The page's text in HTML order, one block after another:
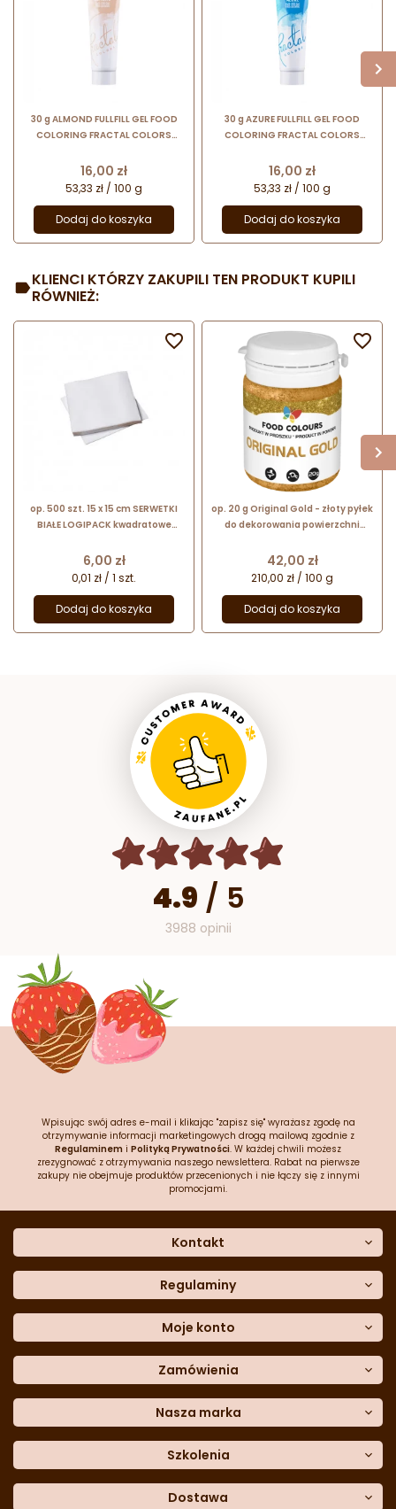
30 g ALMOND FULLFILL GEL FOOD
COLORING FRACTAL COLORS
beżowy
Cena
16,00 zł
53,33 zł / 100 g
Dodaj do koszyka
30 g AZURE FULLFILL GEL FOOD
COLORING FRACTAL COLORS
niebieski
Cena
16,00 zł
53,33 zł / 100 g
Dodaj do koszyka
KLIENCI KTÓRZY ZAKUPILI TEN PRODUKT KUPILI
RÓWNIEŻ:
op. 500 szt. 15 x 15 cm SERWETKI
BIAŁE LOGIPACK kwadratowe
Cena
6,00 zł
0,01 zł / 1 szt.
Dodaj do koszyka

op. 20 g Original Gold - złoty pyłek
do dekorowania powierzchni
WS-P-157 Food Colours
Cena
42,00 zł
210,00 zł / 100 g
Dodaj do koszyka

4.9 / 5
3988 opinii
Wpisując swój adres e-mail i klikając "zapisz się" wyrażasz zgodę na
otrzymywanie informacji marketingowych drogą mailową zgodnie z
Regulaminem i Polityką Prywatności. W każdej chwili możesz
zrezygnować z otrzymywania naszego newslettera. Rabat na pierwsze
zakupy nie obejmuje produktów przecenionych i nie łączy się z innymi
promocjami.
Kontakt
Dane kontaktowe
Często zadawane pytania
Sklep stacjonarny
Formularz kontaktowy
Blog
telefon:601 767 272
Regulaminy
Polityka prywatności
Polityka cookies
Polityka reklamacji
Polityka zwrotów
Dostępność cyfrowa
Moje konto
Moje dane
Historia zamówień
Lista ulubionych
Moje rabaty
Zamówienia
Metody płatności
Dane do przelewu
Formularzreklamacji
Formularzzwrotu
Nasza marka
Trio Gelato
CDN
Szkolenia
Academy of Baker Arts
Dostawa